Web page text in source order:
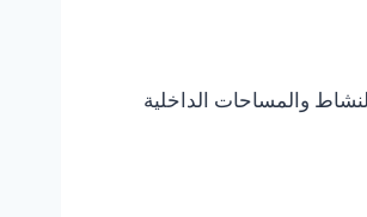
والمساحات الداخلية